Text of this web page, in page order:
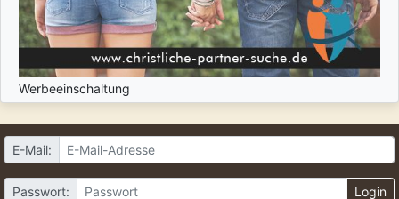
Werbeeinschaltung
E-Mail:
Passwort: Login